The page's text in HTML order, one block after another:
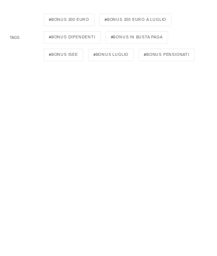
TAGS
BONUS 200 EURO BONUS 200 EURO A LUGLIO
BONUS DIPENDENTI BONUS IN BUSTA PAGA
BONUS ISEE BONUS LUGLIO BONUS PENSIONATI